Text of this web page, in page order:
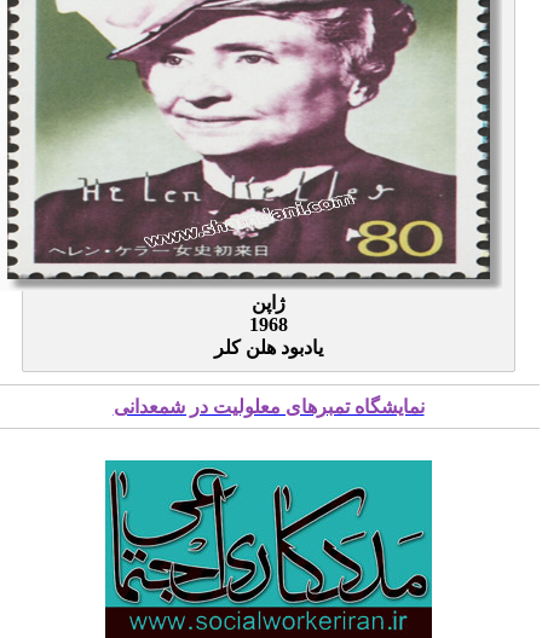
ژاپن
1968
یادبود هلن کلر
نمایشگاه تمبرهای معلولیت در شمعدانی